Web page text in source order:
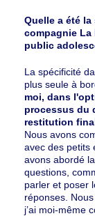
Quelle a été
compagnie La
public
La spécificité
plus seule à
moi, dans
processus du
restitution
Nous avons
avec des petits
avons abordé
questions,
parler et poser
réponses.
j’ai moi-même